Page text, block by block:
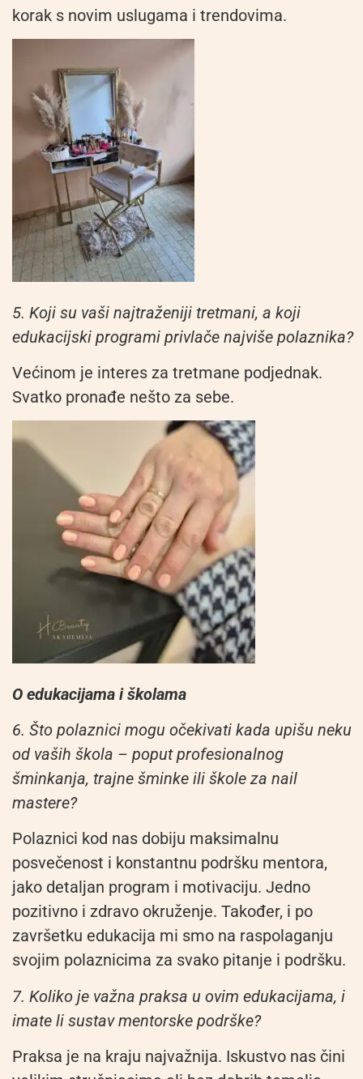
korak s novim uslugama i trendovima.
5. Koji su vaši najtraženiji tretmani, a koji
edukacijski programi privlače najviše polaznika?
Većinom je interes za tretmane podjednak.
Svatko pronađe nešto za sebe.
O edukacijama i školama
6. Što polaznici mogu očekivati kada upišu neku
od vaših škola – poput profesionalnog
šminkanja, trajne šminke ili škole za nail
mastere?
Polaznici kod nas dobiju maksimalnu
posvečenost i konstantnu podršku mentora,
jako detaljan program i motivaciju. Jedno
pozitivno i zdravo okruženje. Također, i po
završetku edukacija mi smo na raspolaganju
svojim polaznicima za svako pitanje i podršku.
7. Koliko je važna praksa u ovim edukacijama, i
imate li sustav mentorske podrške?
Praksa je na kraju najvažnija. Iskustvo nas čini